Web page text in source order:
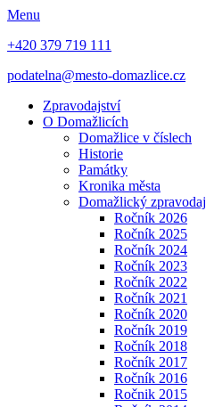
Menu
+420 379 719 111
podatelna@mesto-domazlice.cz
Zpravodajství
O Domažlicích
Domažlice v číslech
Historie
Památky
Kronika města
Domažlický zpravodaj
Ročník 2026
Ročník 2025
Ročník 2024
Ročník 2023
Ročník 2022
Ročník 2021
Ročník 2020
Ročník 2019
Ročník 2018
Ročník 2017
Ročník 2016
Ročnik 2015